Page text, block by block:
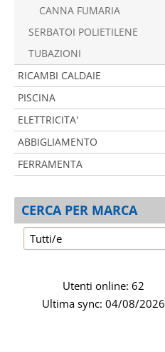
CANNA FUMARIA
SERBATOI POLIETILENE
TUBAZIONI
RICAMBI CALDAIE
PISCINA
ELETTRICITA'
ABBIGLIAMENTO
FERRAMENTA
CERCA PER MARCA
Utenti online: 62
Ultima sync: 04/08/2026